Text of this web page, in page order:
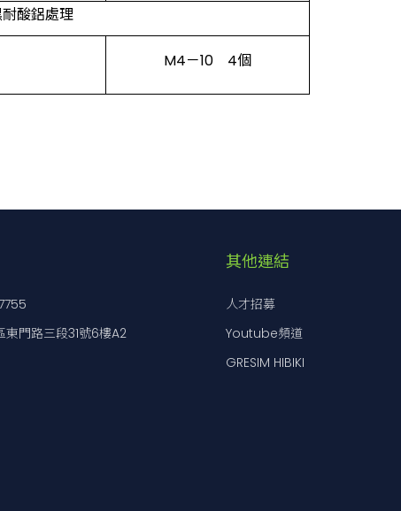
酸鋁處理
M4－10 4個
2D
-
-
中心 -
-
-
-
東門路三段31號6樓A2
其他連結
人才招募
Youtube頻道
GRESIM HIBIKI